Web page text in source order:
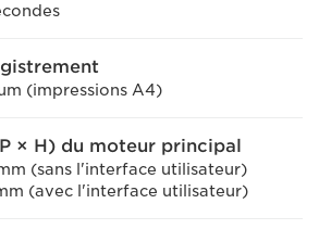
(impressions A4)
× H) du moteur principal
(sans l'interface utilisateur)
(avec l'interface utilisateur)